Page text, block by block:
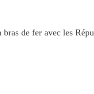
bras de fer avec les